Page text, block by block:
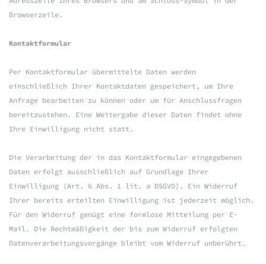
Browserzeile.
Kontaktformular
Per Kontaktformular übermittelte Daten werden
einschließlich Ihrer Kontaktdaten gespeichert, um Ihre
Anfrage bearbeiten zu können oder um für Anschlussfragen
bereitzustehen. Eine Weitergabe dieser Daten findet ohne
Ihre Einwilligung nicht statt.
Die Verarbeitung der in das Kontaktformular eingegebenen
Daten erfolgt ausschließlich auf Grundlage Ihrer
Einwilligung (Art. 6 Abs. 1 lit. a DSGVO). Ein Widerruf
Ihrer bereits erteilten Einwilligung ist jederzeit möglich.
Für den Widerruf genügt eine formlose Mitteilung per E-
Mail. Die Rechtmäßigkeit der bis zum Widerruf erfolgten
Datenverarbeitungsvorgänge bleibt vom Widerruf unberührt.